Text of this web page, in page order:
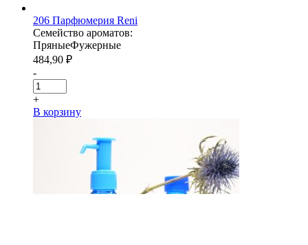
206 Парфюмерия Reni
Семейство ароматов:
ПряныеФужерные
484,90 ₽
-
+
В корзину